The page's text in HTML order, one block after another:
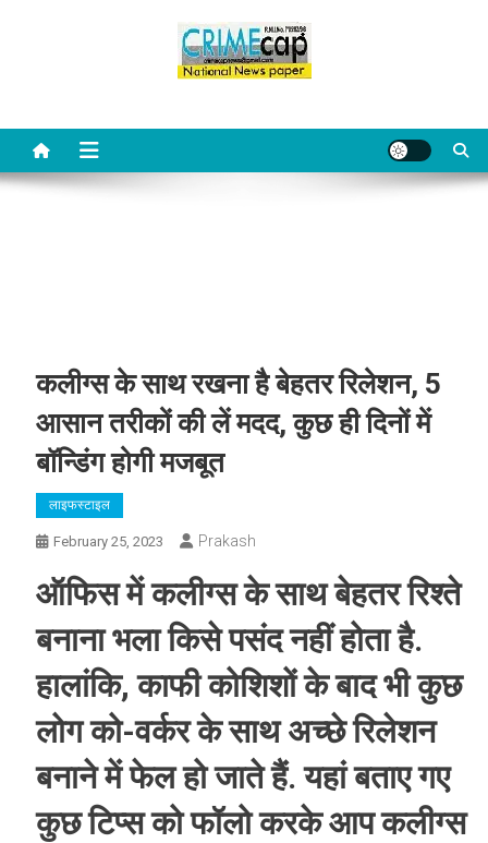
कलीग्स के साथ रखना है बेहतर रिलेशन, 5
आसान तरीकों की लें मदद, कुछ ही दिनों में
बॉन्डिंग होगी मजबूत
लाइफस्टाइल
February 25, 2023 Prakash
ऑफिस में कलीग्स के साथ बेहतर रिश्ते
बनाना भला किसे पसंद नहीं होता है.
हालांकि, काफी कोशिशों के बाद भी कुछ
लोग को-वर्कर के साथ अच्छे रिलेशन
बनाने में फेल हो जाते हैं. यहां बताए गए
कुछ टिप्स को फॉलो करके आप कलीग्स